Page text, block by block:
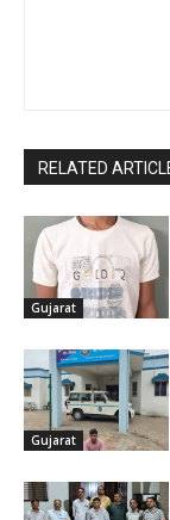
RELATED
Gujarat
Gujarat